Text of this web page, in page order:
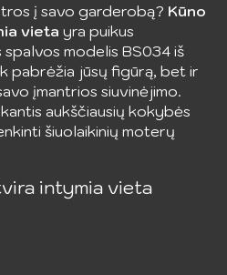
į savo garderobą? Kūno
vieta yra puikus
spalvos modelis BS034 iš
pabrėžia jūsų figūrą, bet ir
įmantrios siuvinėjimo.
aukščiausių kokybės
šiuolaikinių moterų
intymia vieta